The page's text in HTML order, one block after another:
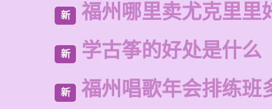
新 福州哪里卖尤克里里
新 学古筝的好处是什么
新 福州唱歌年会排练班